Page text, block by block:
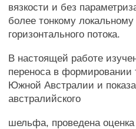
вязкости и без
более тонкому
горизонтального потока.
В настоящей работе
переноса в
Южной Австралии и
австралийского
шельфа, проведена